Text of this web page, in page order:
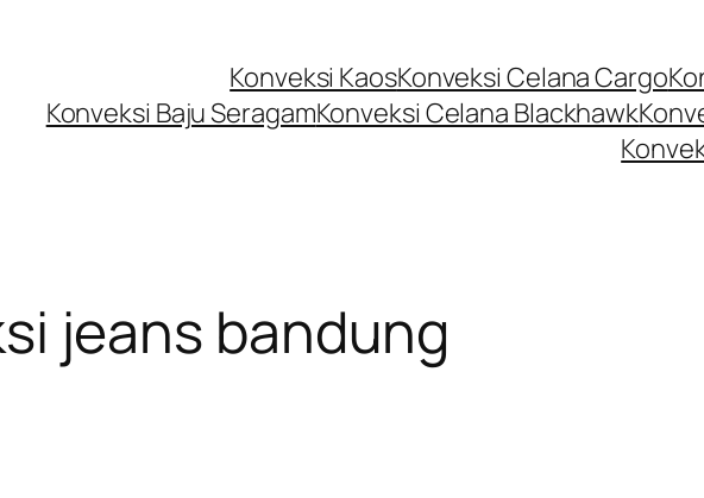
Konveksi KaosKonveksi Celana Cargo
Konveksi Baju SeragamKonveksi Celana Blackhawk
jeans bandung